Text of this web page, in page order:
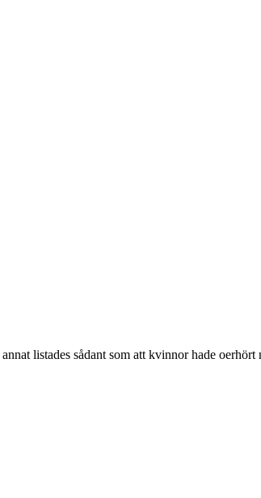
listades sådant som att kvinnor hade oerhört